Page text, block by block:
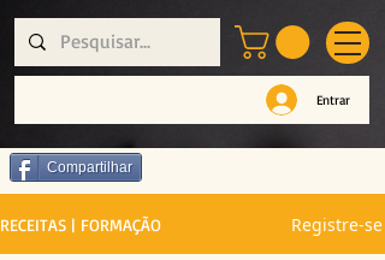
Entrar
Compartilhar
RECEITAS | FORMAÇÃO Registre-se